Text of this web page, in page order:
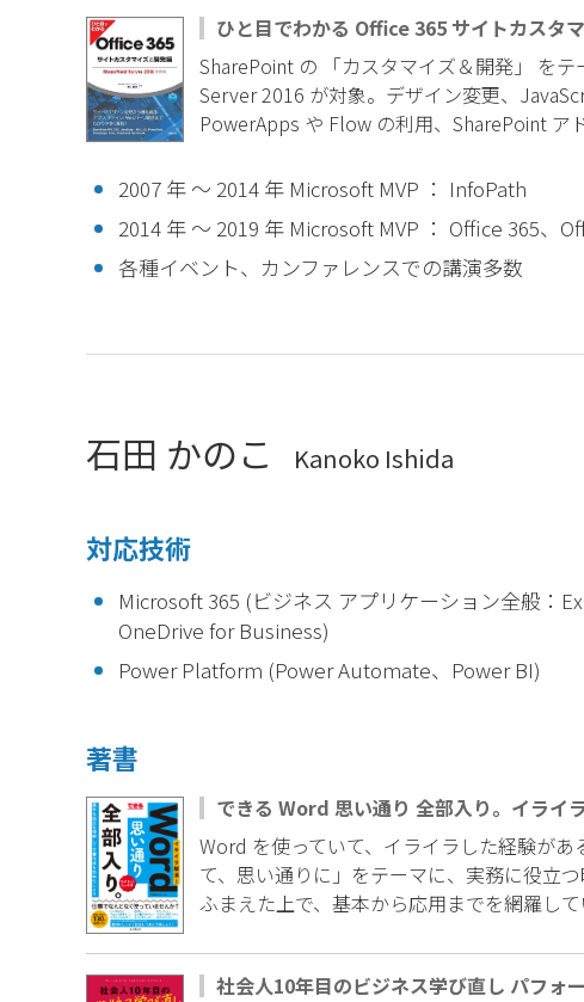
ひと目でわかる Office 365 サイトカスタ
SharePoint の 「カスタマイズ＆開発」 を
Server 2016 が対象。デザイン変更、
PowerApps や Flow の利用、SharePoint
2007 年 ～ 2014 年 Microsoft MVP ： InfoPath
2014 年 ～ 2019 年 Microsoft MVP ： Office 365、
各種イベント、カンファレンスでの講演多数
石田 かのこ Kanoko Ishida
対応技術
Microsoft 365 (ビジネス アプリケーション全般：
OneDrive for Business)
Power Platform (Power Automate、Power BI)
著書
できる Word 思い通り 全部入り。イライ
Word を使っていて、イライラした経験が
て、思い通りに」をテーマに、実務に役立
ふまえた上で、基本から応用までを網羅して
社会人10年目のビジネス学び直し パフォ